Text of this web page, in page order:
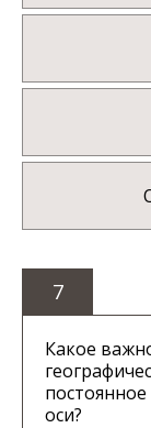
7
Какое
оси?